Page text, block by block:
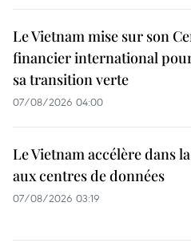
Le Vietnam mise sur son
financier international
sa transition verte
07/08/2026 04:00
Le Vietnam accélère dans
aux centres de données
07/08/2026 03:19